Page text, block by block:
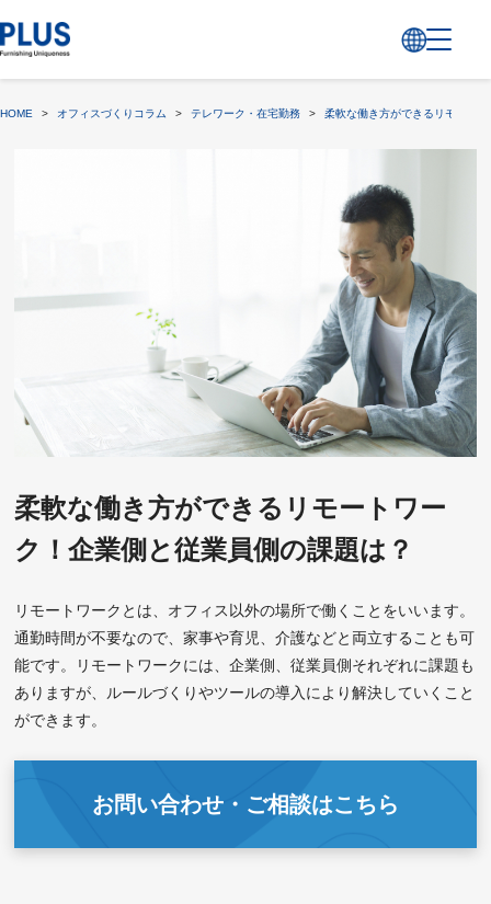
HOME > オフィスづくりコラム > テレワーク・在宅勤務 > 柔軟な働き方ができるリモート
柔軟な働き方ができるリモートワー
ク！企業側と従業員側の課題は？
リモートワークとは、オフィス以外の場所で働くことをいいます。
通勤時間が不要なので、家事や育児、介護などと両立することも可
能です。リモートワークには、企業側、従業員側それぞれに課題も
ありますが、ルールづくりやツールの導入により解決していくこと
ができます。
お問い合わせ・ご相談はこちら